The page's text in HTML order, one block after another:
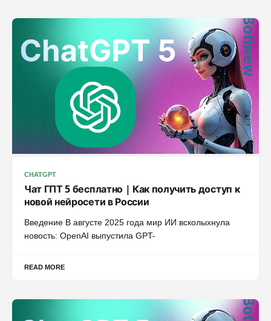
CHATGPT
Чат ГПТ 5 бесплатно | Как получить доступ к
новой нейросети в России
Введение В августе 2025 года мир ИИ всколыхнула
новость: OpenAI выпустила GPT-
READ MORE